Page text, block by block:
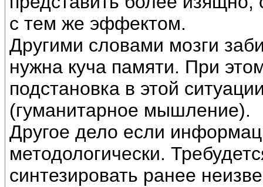
с тем же эффектом.
Другими словами мозги
нужна куча памяти. При
подстановка в этой
(гуманитарное мышление).
Другое дело если
методологически.
синтезировать ранее